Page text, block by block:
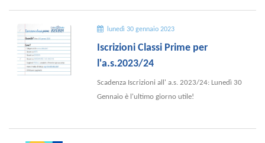
lunedì 30 gennaio 2023
Iscrizioni Classi Prime per
l'a.s.2023/24
Scadenza Iscrizioni all' a.s. 2023/24: Lunedì 30
Gennaio è l'ultimo giorno utile!